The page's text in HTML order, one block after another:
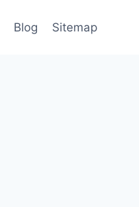
Blog Sitemap